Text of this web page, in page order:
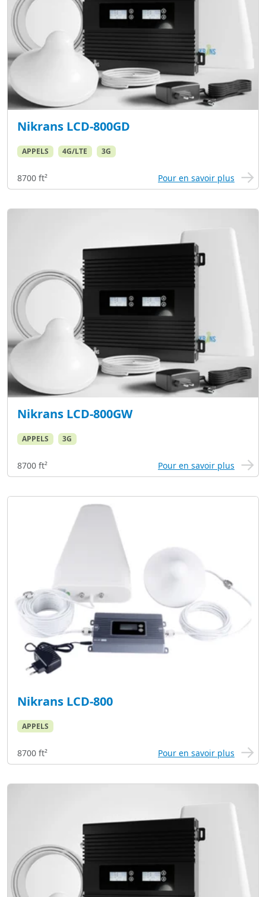
Nikrans LCD-800GD
APPELS 4G/LTE 3G
8700 ft² Pour en savoir plus
Nikrans LCD-800GW
APPELS 3G
8700 ft² Pour en savoir plus
Nikrans LCD-800
APPELS
8700 ft² Pour en savoir plus